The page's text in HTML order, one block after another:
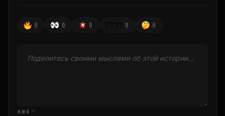
0 0 0 0 0
ИМЯ *